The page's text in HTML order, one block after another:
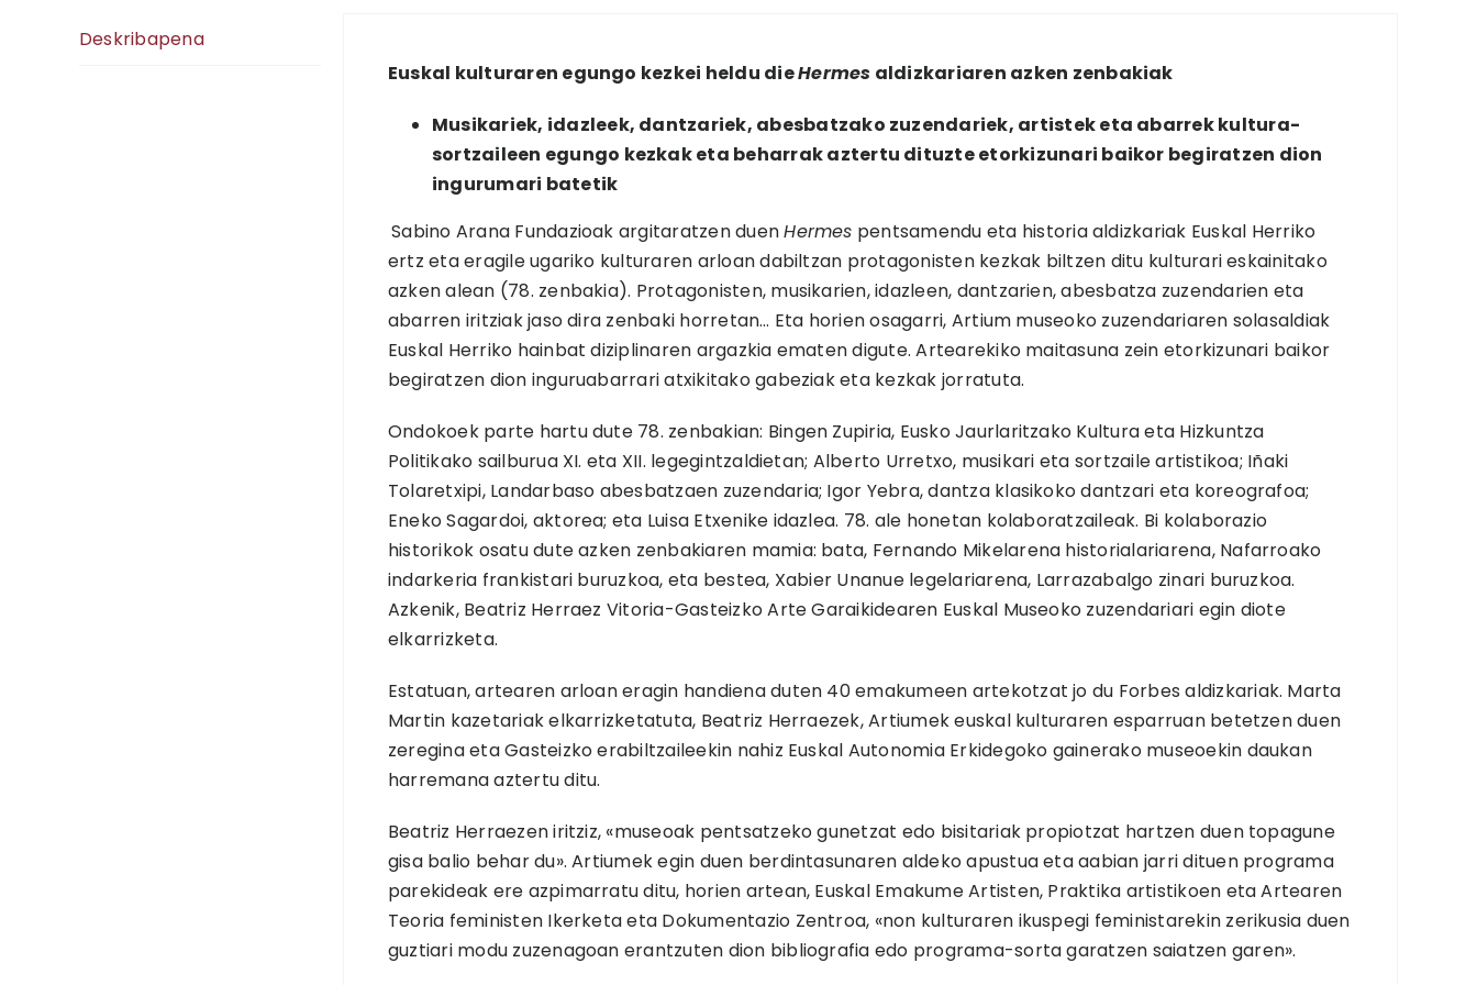
Deskribapena
Euskal kulturaren egungo kezkei heldu dieHermes aldizkariaren azken zenbakiak
Musikariek, idazleek, dantzariek, abesbatzako zuzendariek, artistek eta abarrek kultura-
sortzaileen egungo kezkak eta beharrak aztertu dituzte etorkizunari baikor begiratzen dion
ingurumari batetik
Sabino Arana Fundazioak argitaratzen duenHermes pentsamendu eta historia aldizkariak Euskal Herriko
ertz eta eragile ugariko kulturaren arloan dabiltzan protagonisten kezkak biltzen ditu kulturari eskainitako
azken alean (78. zenbakia). Protagonisten, musikarien, idazleen, dantzarien, abesbatza zuzendarien eta
abarren iritziak jaso dira zenbaki horretan… Eta horien osagarri, Artium museoko zuzendariaren solasaldiak
Euskal Herriko hainbat diziplinaren argazkia ematen digute. Artearekiko maitasuna zein etorkizunari baikor
begiratzen dion inguruabarrari atxikitako gabeziak eta kezkak jorratuta.
Ondokoek parte hartu dute 78. zenbakian: Bingen Zupiria, Eusko Jaurlaritzako Kultura eta Hizkuntza
Politikako sailburua XI. eta XII. legegintzaldietan; Alberto Urretxo, musikari eta sortzaile artistikoa; Iñaki
Tolaretxipi, Landarbaso abesbatzaen zuzendaria; Igor Yebra, dantza klasikoko dantzari eta koreografoa;
Eneko Sagardoi, aktorea; eta Luisa Etxenike idazlea. 78. ale honetan kolaboratzaileak. Bi kolaborazio
historikok osatu dute azken zenbakiaren mamia: bata, Fernando Mikelarena historialariarena, Nafarroako
indarkeria frankistari buruzkoa, eta bestea, Xabier Unanue legelariarena, Larrazabalgo zinari buruzkoa.
Azkenik, Beatriz Herraez Vitoria-Gasteizko Arte Garaikidearen Euskal Museoko zuzendariari egin diote
elkarrizketa.
Estatuan, artearen arloan eragin handiena duten 40 emakumeen artekotzat jo du Forbes aldizkariak. Marta
Martin kazetariak elkarrizketatuta, Beatriz Herraezek, Artiumek euskal kulturaren esparruan betetzen duen
zeregina eta Gasteizko erabiltzaileekin nahiz Euskal Autonomia Erkidegoko gainerako museoekin daukan
harremana aztertu ditu.
Beatriz Herraezen iritziz, «museoak pentsatzeko gunetzat edo bisitariak propiotzat hartzen duen topagune
gisa balio behar du». Artiumek egin duen berdintasunaren aldeko apustua eta aabian jarri dituen programa
parekideak ere azpimarratu ditu, horien artean, Euskal Emakume Artisten, Praktika artistikoen eta Artearen
Teoria feministen Ikerketa eta Dokumentazio Zentroa, «non kulturaren ikuspegi feministarekin zerikusia duen
guztiari modu zuzenagoan erantzuten dion bibliografia edo programa-sorta garatzen saiatzen garen».